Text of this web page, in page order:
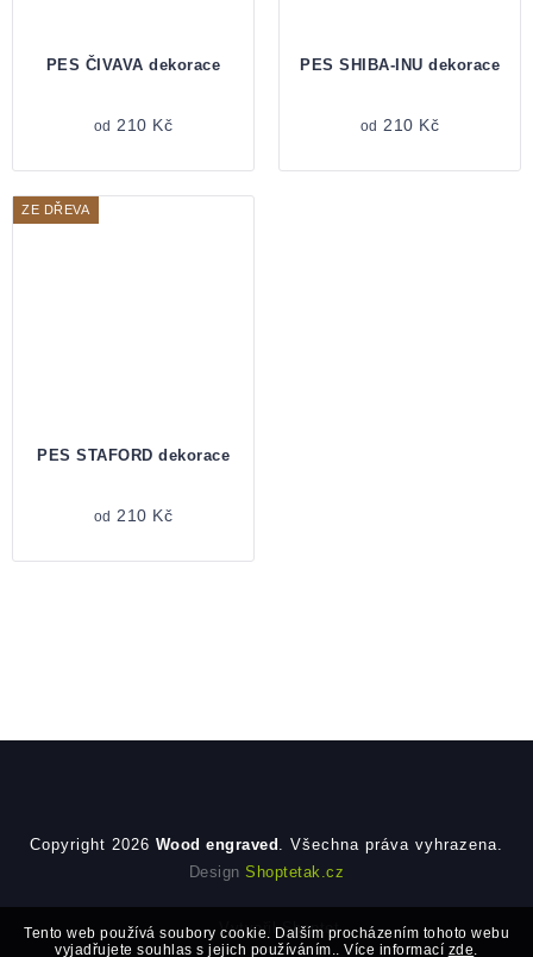
Tento web používá soubory cookie. Dalším procházením tohoto webu
vyjadřujete souhlas s jejich používáním.. Více informací zde.
PES ČIVAVA dekorace
od 210 Kč
PES SHIBA-INU dekorace
od 210 Kč
ZE DŘEVA
PES STAFORD dekorace
od 210 Kč
Copyright 2026 Wood engraved . Všechna práva vyhrazena.
DesignShoptetak.cz
Vytvořil Shoptet